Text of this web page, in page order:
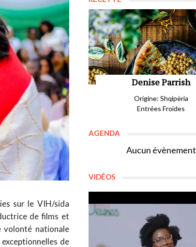
sur le VIH/sida
de films et
volonté nationale
de
Denise Parrish
Origine: Shqipëria
Entrées Froides
AGENDA
Aucun évènement
VIDÉOS